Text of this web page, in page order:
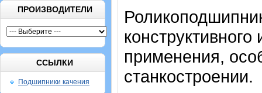
ПРОИЗВОДИТЕЛИ
ССЫЛКИ
Подшипники качения
применения,
станкостроении.